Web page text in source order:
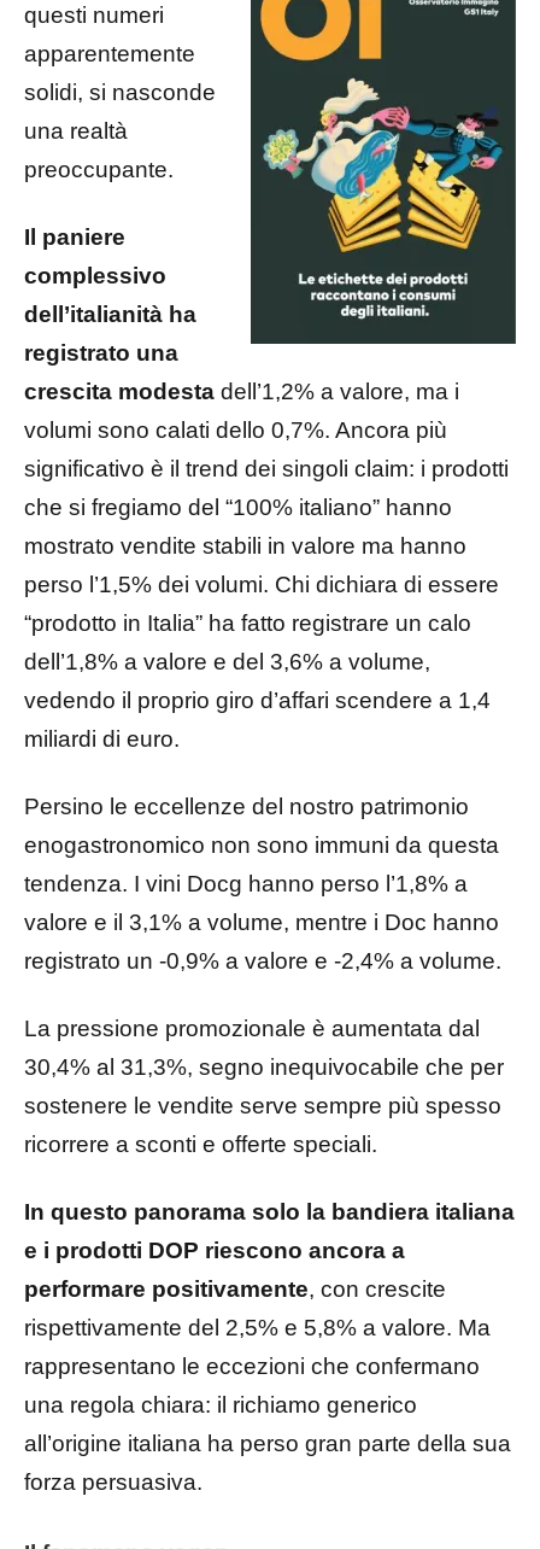
questi numeri
apparentemente
solidi, si nasconde
una realtà
preoccupante.
Il paniere
complessivo
dell’italianità ha
registrato una
crescita modesta dell’1,2% a valore, ma i
volumi sono calati dello 0,7%. Ancora più
significativo è il trend dei singoli claim: i prodotti
che si fregiamo del “100% italiano” hanno
mostrato vendite stabili in valore ma hanno
perso l’1,5% dei volumi. Chi dichiara di essere
“prodotto in Italia” ha fatto registrare un calo
dell’1,8% a valore e del 3,6% a volume,
vedendo il proprio giro d’affari scendere a 1,4
miliardi di euro.
Persino le eccellenze del nostro patrimonio
enogastronomico non sono immuni da questa
tendenza. I vini Docg hanno perso l’1,8% a
valore e il 3,1% a volume, mentre i Doc hanno
registrato un -0,9% a valore e -2,4% a volume.
La pressione promozionale è aumentata dal
30,4% al 31,3%, segno inequivocabile che per
sostenere le vendite serve sempre più spesso
ricorrere a sconti e offerte speciali.
In questo panorama solo la bandiera italiana
e i prodotti DOP riescono ancora a
performare positivamente, con crescite
rispettivamente del 2,5% e 5,8% a valore. Ma
rappresentano le eccezioni che confermano
una regola chiara: il richiamo generico
all’origine italiana ha perso gran parte della sua
forza persuasiva.